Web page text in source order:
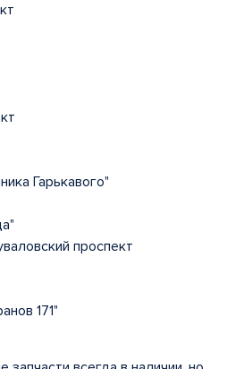
Гарькавого"
проспект
171"